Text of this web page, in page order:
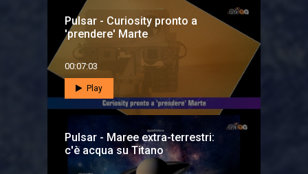
Pulsar - Curiosity pronto a
'prendere' Marte
00:07:03
Play
Pulsar - Maree extra-terrestri:
c'è acqua su Titano